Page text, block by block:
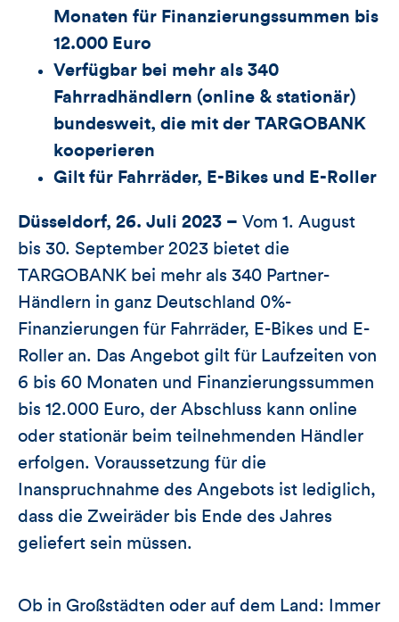
Monaten für Finanzierungssummen bis
12.000 Euro
Verfügbar bei mehr als 340
Fahrradhändlern (online & stationär)
bundesweit, die mit der TARGOBANK
kooperieren
Gilt für Fahrräder, E-Bikes und E-Roller
Düsseldorf, 26. Juli 2023 – Vom 1. August
bis 30. September 2023 bietet die
TARGOBANK bei mehr als 340 Partner-
Händlern in ganz Deutschland 0%-
Finanzierungen für Fahrräder, E-Bikes und E-
Roller an. Das Angebot gilt für Laufzeiten von
6 bis 60 Monaten und Finanzierungssummen
bis 12.000 Euro, der Abschluss kann online
oder stationär beim teilnehmenden Händler
erfolgen. Voraussetzung für die
Inanspruchnahme des Angebots ist lediglich,
dass die Zweiräder bis Ende des Jahres
geliefert sein müssen.
Ob in Großstädten oder auf dem Land: Immer